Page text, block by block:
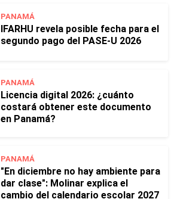
PANAMÁ
IFARHU revela posible fecha para el
segundo pago del PASE-U 2026
PANAMÁ
Licencia digital 2026: ¿cuánto
costará obtener este documento
en Panamá?
PANAMÁ
"En diciembre no hay ambiente para
dar clase": Molinar explica el
cambio del calendario escolar 2027